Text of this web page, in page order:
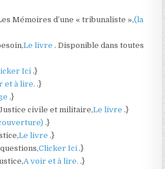
Mémoires d’une « tribunaliste »,(la
Le livre. Disponible dans toutes
Ici.}
et à lire..}
.}
civile et militaire,Le livre.}
.}
Le livre.}
Clicker Ici.}
A voir et à lire..}